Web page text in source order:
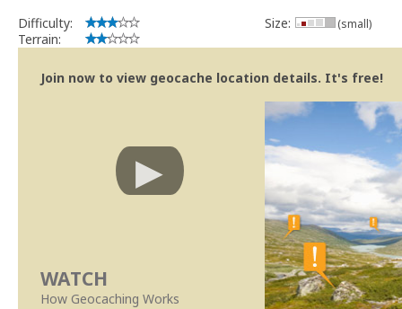
Difficulty:
Terrain:
Size: (small)
Join now to view geocache location details. It's free!
WATCH
How Geocaching Works